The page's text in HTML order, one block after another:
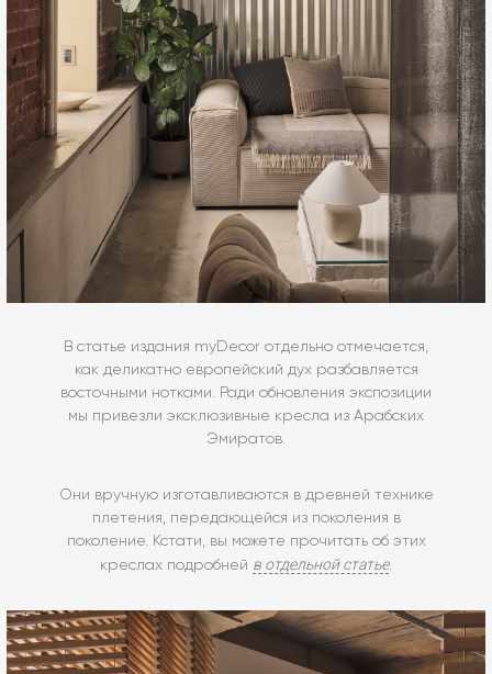
В статье издания myDecor отдельно отмечается,
как деликатно европейский дух разбавляется
восточными нотками. Ради обновления экспозиции
мы привезли эксклюзивные кресла из Арабских
Эмиратов.
Они вручную изготавливаются в древней технике
плетения, передающейся из поколения в
поколение. Кстати, вы можете прочитать об этих
креслах подробней в отдельной статье.